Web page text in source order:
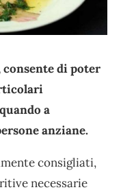
consente di poter
a
anziane.
consigliati,
necessarie